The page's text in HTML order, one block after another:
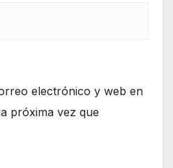
electrónico y web en
próxima vez que